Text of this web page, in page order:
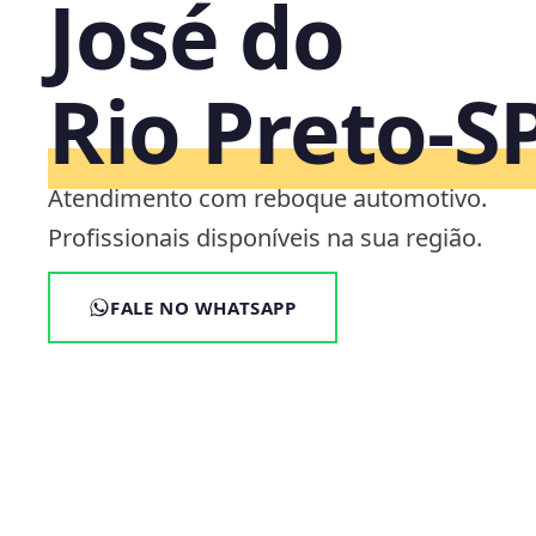
José do
Rio
Atendimento com reboque automotivo.
Profissionais disponíveis na sua região.
FALE NO WHATSAPP